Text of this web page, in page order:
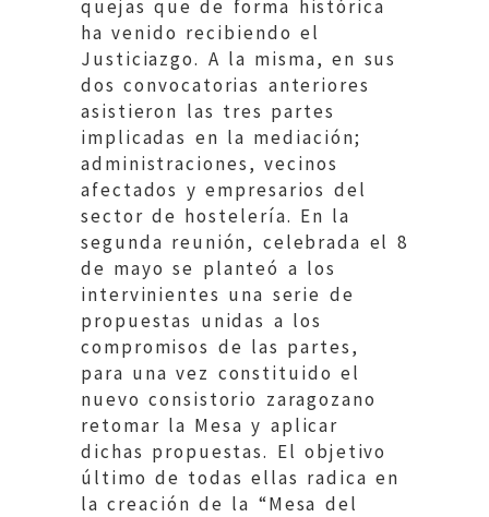
quejas que de forma histórica
ha venido recibiendo el
Justiciazgo. A la misma, en sus
dos convocatorias anteriores
asistieron las tres partes
implicadas en la mediación;
administraciones, vecinos
afectados y empresarios del
sector de hostelería. En la
segunda reunión, celebrada el 8
de mayo se planteó a los
intervinientes una serie de
propuestas unidas a los
compromisos de las partes,
para una vez constituido el
nuevo consistorio zaragozano
retomar la Mesa y aplicar
dichas propuestas. El objetivo
último de todas ellas radica en
la creación de la “Mesa del